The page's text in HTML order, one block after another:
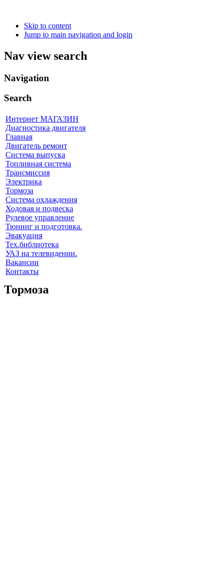
Skip to content
Jump to main navigation and login
Nav view search
Navigation
Search
Интернет МАГАЗИН
Диагностика двигателя
Главная
Двигатель ремонт
Система выпуска
Топливная система
Трансмиссия
Электрика
Тормоза
Система охлаждения
Ходовая и подвеска
Рулевое управление
Тюнинг и подготовка.
Эвакуация
Тех.библиотека
УАЗ на телевидении.
Вакансии
Контакты
Тормоза